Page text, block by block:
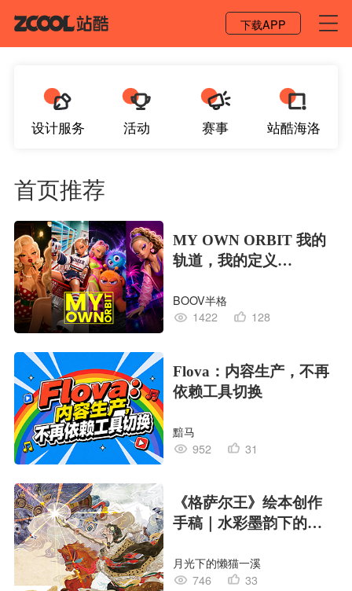
下载APP
设计服务 活动 赛事 站酷海洛
首页推荐
MY OWN ORBIT 我的
轨道，我的定义
对
BOOV半格
1422
128
Flova：内容生产，不再
依赖工具切换
黯马
952
31
《格萨尔王》绘本创作
手稿｜水彩墨韵下的史
月光下的懒猫一溪
746
33